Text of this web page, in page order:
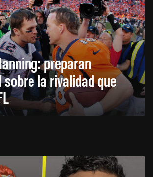
preparan
la rivalidad que